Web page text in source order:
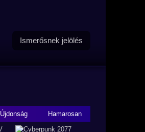
Ismerősnek jelölés
Újdonság Hamarosan